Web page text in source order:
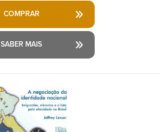
COMPRAR
SABER MAIS